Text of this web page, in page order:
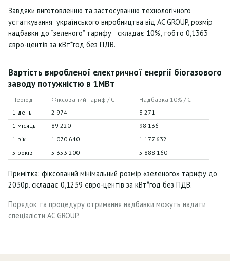
Завдяки виготовленню та застосуванню технологічного
устаткування українського виробництва від AC GROUP, розмір
надбавки до “зеленого” тарифу
складає 10%, тобто 0,1363
євро-центів за кВт*год без ПДВ.
Вартість виробленої електричної енергії біогазового
заводу потужністю в 1МВт
Період Фіксований тариф / €
Надбавка 10% / €
1 день
2 974
3 271
1 місяць
89 220
98 136
1 рік
1 070 640
1 177 632
5 років
5 353 200 5 888 160
Примітка: фіксований мінімальний розмір «зеленого» тарифу до
2030р. складає 0,1239 євро-центів за кВт*год без ПДВ.
Порядок та процедуру отримання надбавки можуть надати
спеціалісти AC GROUP.